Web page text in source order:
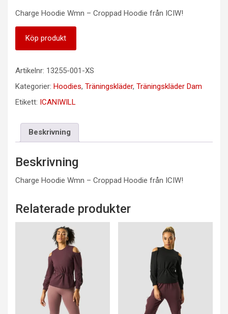
Charge Hoodie Wmn – Croppad Hoodie från ICIW!
Köp produkt
Artikelnr: 13255-001-XS
Kategorier: Hoodies, Träningskläder, Träningskläder Dam
Etikett: ICANIWILL
Beskrivning
Beskrivning
Charge Hoodie Wmn – Croppad Hoodie från ICIW!
Relaterade produkter